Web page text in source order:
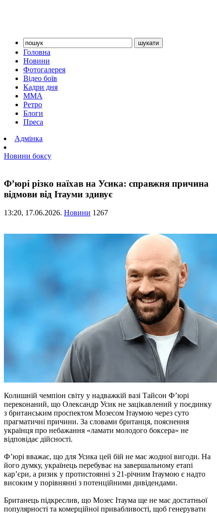
Головна
Новини
Фотогалерея
Відео боїв
Кадри дня
ММА
Ретро
Блоги
Преса
Адмінка
Новини боксу
Ф’юрі різко наїхав на Усика: справжня причина
відмови від Ітауми здивує
13:20, 17.06.2026. Новини 1267
Колишній чемпіон світу у надважкій вазі Тайсон Ф’юрі
переконаний, що Олександр Усик не зацікавлений у поєдинку
з британським проспектом Мозесом Ітаумою через суто
прагматичні причини. За словами британця, пояснення
українця про небажання «ламати молодого боксера» не
відповідає дійсності.
Ф’юрі вважає, що для Усика цей бій не має жодної вигоди. На
його думку, українець перебуває на завершальному етапі
кар’єри, а ризик у протистоянні з 21-річним Ітаумою є надто
високим у порівнянні з потенційними дивідендами.
Британець підкреслив, що Мозес Ітаума ще не має достатньої
популярності та комерційної привабливості, щоб генерувати